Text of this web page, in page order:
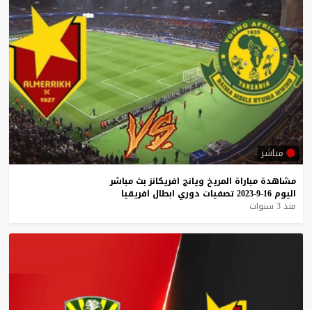
مباشر
مشاهدة مباراة المريخ ويانج افريكانز بث مباشر
اليوم 16-9-2023 تصفيات دوري ابطال افريقيا
منذ 3 سنوات